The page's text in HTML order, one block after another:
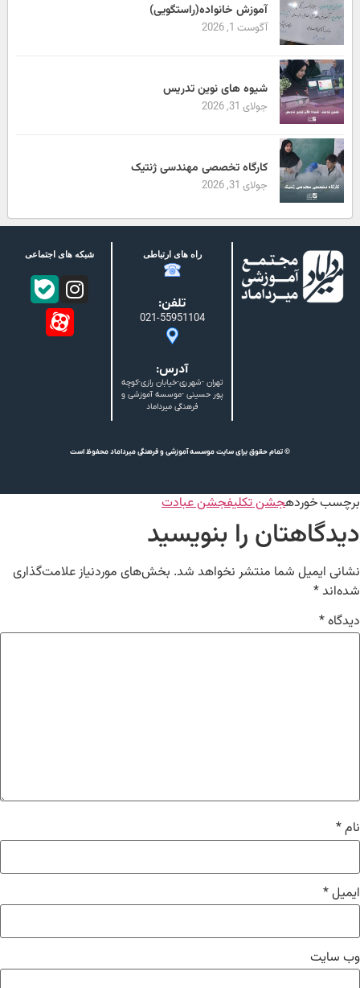
آموزش خانواده(راستگویی)
آگوست 1, 2026
شیوه های نوین تدریس
جولای 31, 2026
کارگاه تخصصی مهندسی ژنتیک
جولای 31, 2026
راه های ارتباطی
تلفن:
021-55951104
آدرس:
تهران -شهرری-خیابان رازی-کوچه
پور حسینی -موسسه آموزشی و
فرهنگی میرداماد
شبکه های اجتماعی
© تمام حقوق برای سایت موسسه آموزشی و فرهنگی میرداماد محفوظ است
برچسب خوردهجشن تکلیفجشن عبادت
دیدگاهتان را بنویسید
نشانی ایمیل شما منتشر نخواهد شد. بخش‌های موردنیاز علامت‌گذاری
شده‌اند*
دیدگاه*
نام*
ایمیل*
وب‌ سایت